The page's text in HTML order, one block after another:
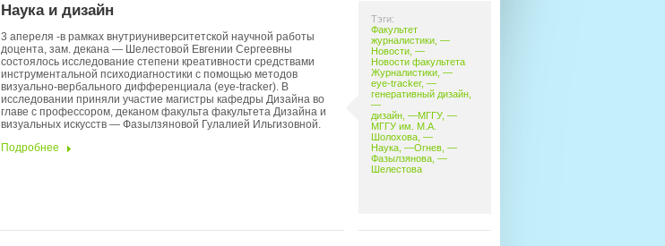
Тэги:
Факультет
журналистики, —
Новости, —
Новости факультета
Журналистики, —
eye-tracker, —
генеративный дизайн,
—
дизайн, —МГГУ, —
МГГУ им. М.А.
Шолохова, —
Наука, —Огнев, —
Фазылзянова, —
Шелестова
Наука и дизайн
3 апереля -в рамках внутриуниверситетской научной работы
доцента, зам. декана — Шелестовой Евгении Сергеевны
состоялось исследование степени креативности средствами
инструментальной психодиагностики с помощью методов
визуально-вербального дифференциала (eye-tracker). В
исследовании приняли участие магистры кафедры Дизайна во
главе с профессором, деканом факульта факультета Дизайна и
визуальных искусств — Фазылзяновой Гулалией Ильгизовной.
Подробнее